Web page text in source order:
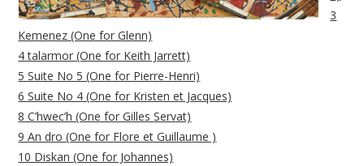
3
Kemenez (One for Glenn)
4 talarmor (One for Keith Jarrett)
5 Suite No 5 (One for Pierre-Henri)
6 Suite No 4 (One for Kristen et Jacques)
8 C’hwec’h (One for Gilles Servat)
9 An dro (One for Flore et Guillaume )
10 Diskan (One for Johannes)